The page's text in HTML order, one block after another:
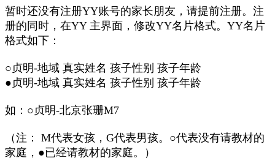
暂时还没有注册YY账号的家长朋友，请提前注册。注
册的同时，在YY 主界面，修改YY名片格式。YY名片
格式如下：
○贞明-地域 真实姓名 孩子性别 孩子年龄
●贞明-地域 真实姓名 孩子性别 孩子年龄
如：○贞明-北京张珊M7
（注： M代表女孩，G代表男孩。○代表没有请教材的
家庭，●已经请教材的家庭。）